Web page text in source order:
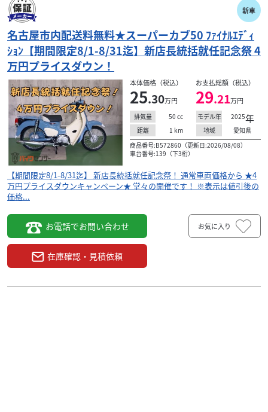
新車
名古屋市内配送料無料★スーパーカブ50 ﾌｧｲﾅﾙｴﾃﾞｨ
ｼｮﾝ【期間限定8/1-8/31迄】新店長統括就任記念祭 4
万円プライスダウン！
本体価格（税込）
25.30万円
お支払総額（税込）
29.21万円
排気量 50 cc モデル年 2025年
距離 1 km 地域
愛知県
商品番号:B572860（更新日:2026/08/08）
車台番号:139（下3桁）
【期間限定8/1-8/31迄】 新店長統括就任記念祭！ 通常車両価格から ★4
万円プライスダウンキャンペーン★ 堂々の開催です！ ※表示は値引後の
価格...
お電話でお問い合わせ
在庫確認・見積依頼
お気に入り